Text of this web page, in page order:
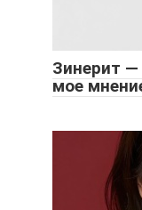
Зинерит
мое